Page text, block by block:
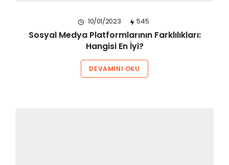
10/01/2023 545
Sosyal Medya Platformlarının Farklılıkları:
Hangisi En İyi?
DEVAMINI OKU